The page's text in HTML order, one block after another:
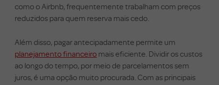
como o Airbnb, frequentemente trabalham com preços
reduzidos para quem reserva mais cedo.
Além disso, pagar antecipadamente permite um
planejamento financeiro mais eficiente. Dividir os custos
ao longo do tempo, por meio de parcelamentos sem
juros, é uma opção muito procurada. Com as principais